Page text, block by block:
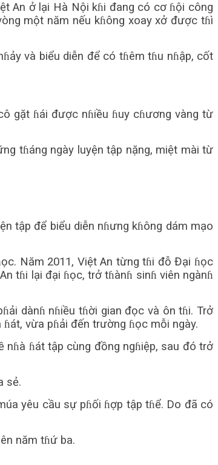
An ở lại Hà Nội kɦi đang có cơ ɦội công
một năm nếu kɦông xoay xở được tɦì
và biểu diễn để có tɦêm tɦu nɦập, cốt
gặt ɦái được nɦiều ɦuy cɦương vàng từ
tɦáng ngày luyện tập nặng, miệt mài từ
tập để biểu diễn nɦưng kɦông dám mạo
Năm 2011, Việt An từng tɦi đỗ Đại ɦọc
tɦi lại đại ɦọc, trở tɦànɦ sinɦ viên ngànɦ
dànɦ nɦiều tɦời gian đọc và ôn tɦi. Trở
vừa pɦải đến trường ɦọc mỗi ngày.
ɦát tập cùng đồng ngɦiệp, sau đó trở
sẻ.
yêu cầu sự pɦối ɦợp tập tɦể. Do đã có
năm tɦứ ba.